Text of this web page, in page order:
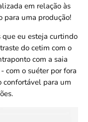
em relação às
para uma produção!
eu esteja curtindo
do cetim com o
com a saia
com o suéter por fora
confortável para um